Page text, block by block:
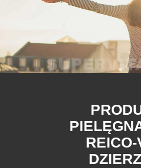
PIELĘGNACJA
SKLEP
REICO-